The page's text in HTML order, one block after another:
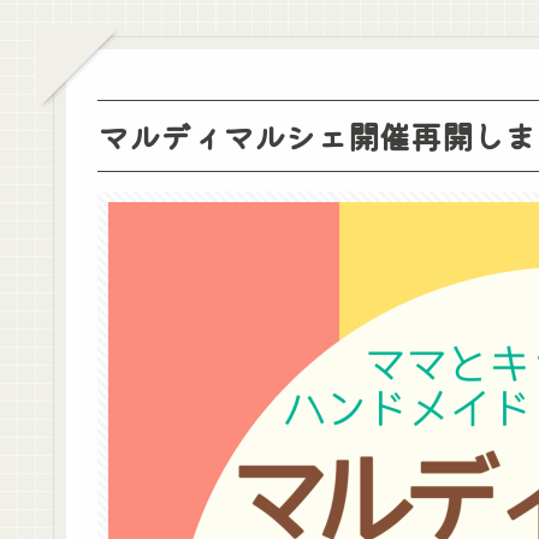
マルディマルシェ開催再開し